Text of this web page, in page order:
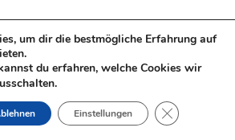
- www.mittelstandinbayern.de.
um dir die bestmögliche Erfahrung auf
du erfahren, welche Cookies wir
Einstellungen GDPR